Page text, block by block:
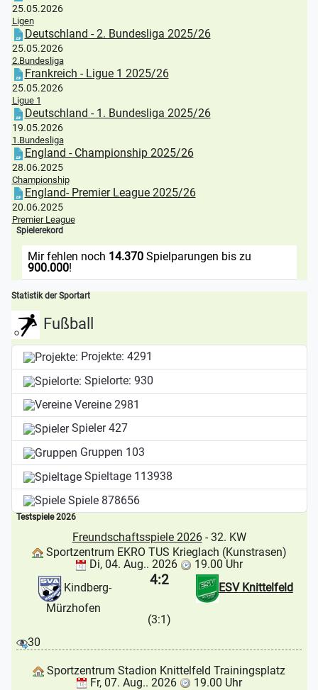
25.05.2026
Ligen
Deutschland - 2. Bundesliga 2025/26
25.05.2026
2.Bundesliga
Frankreich - Ligue 1 2025/26
25.05.2026
Ligue 1
Deutschland - 1. Bundesliga 2025/26
19.05.2026
1.Bundesliga
England - Championship 2025/26
28.06.2025
Championship
England- Premier League 2025/26
20.06.2025
Premier League
Spielerekord
Mir fehlen noch 14.370Spielparungen bis zu
900.000!
Statistik der Sportart
Fußball
Projekte: 4291
Spielorte: 930
Vereine 2981
Spieler427
Gruppen 103
Spieltage 113938
Spiele 878656
Testspiele 2026
Freundschaftsspiele 2026- 32. KW
Sportzentrum EKRO TUS Krieglach (Kunstrasen)
Di, 04. Aug.. 2026
19.00 Uhr
Kindberg-
Mürzhofen
ESV Knittelfeld
4:2
(3:1)
30
Sportzentrum Stadion Knittelfeld Trainingsplatz
Fr, 07. Aug.. 2026
19.00 Uhr